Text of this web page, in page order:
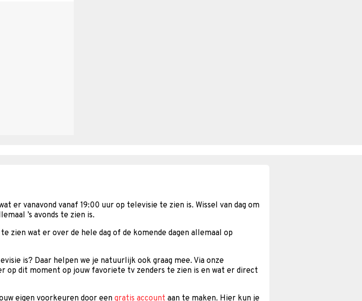
er vanavond vanaf 19:00 uur op televisie te zien is. Wissel van dag om
’s avonds te zien is.
te zien wat er over de hele dag of de komende dagen allemaal op
is? Daar helpen we je natuurlijk ook graag mee. Via onze
op dit moment op jouw favoriete tv zenders te zien is en wat er direct
eigen voorkeuren door een gratis account aan te maken. Hier kun je